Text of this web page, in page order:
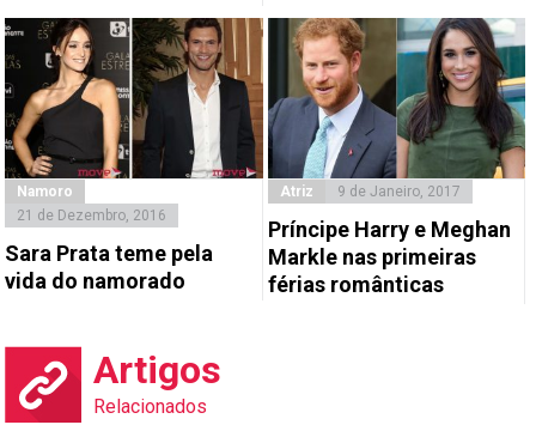
Namoro
21 de Dezembro, 2016
Sara Prata teme pela
vida do namorado
Atriz 9 de Janeiro, 2017
Príncipe Harry e Meghan
Markle nas primeiras
férias românticas
Artigos
Relacionados